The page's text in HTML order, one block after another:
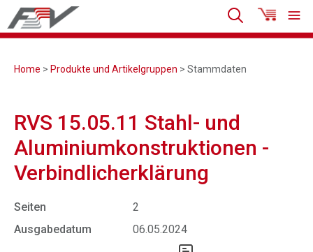
Home > Produkte und Artikelgruppen > Stammdaten
RVS 15.05.11 Stahl- und
Aluminiumkonstruktionen -
Verbindlicherklärung
Seiten
2
Ausgabedatum
06.05.2024